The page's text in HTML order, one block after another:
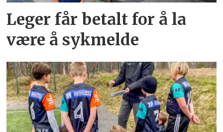
Leger får betalt for å la
være å sykmelde